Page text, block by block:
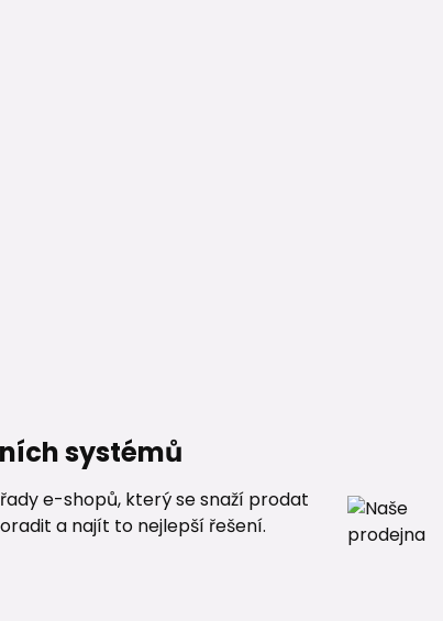
systémů
e-shopů, který se snaží prodat
a najít to nejlepší řešení.